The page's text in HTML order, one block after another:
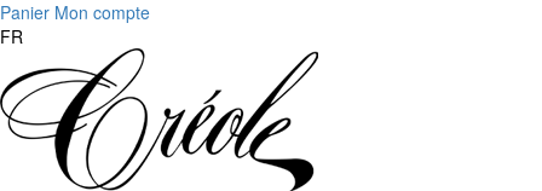
Panier Mon compte
FR